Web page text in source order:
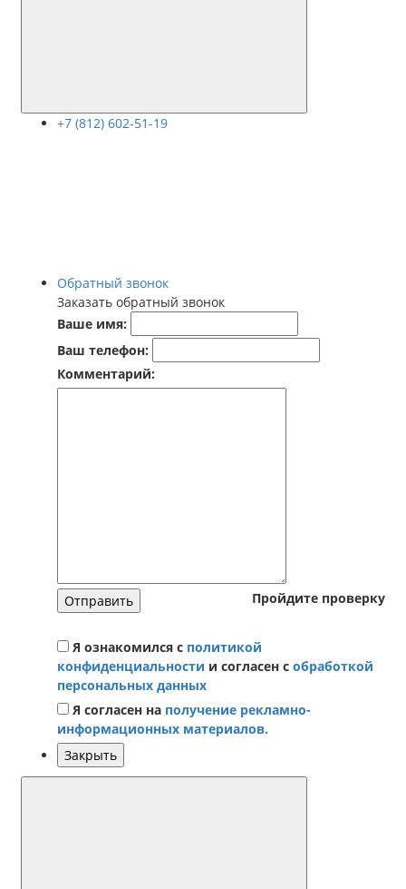
+7 (812) 602-51-19
Обратный звонок
Заказать обратный звонок
Ваше имя:
Ваш телефон:
Комментарий:
Пройдите проверку
Отправить
Я ознакомился с политикой
конфиденциальности и согласен с обработкой
персональных данных
Я согласен на получение рекламно-
информационных материалов.
Закрыть